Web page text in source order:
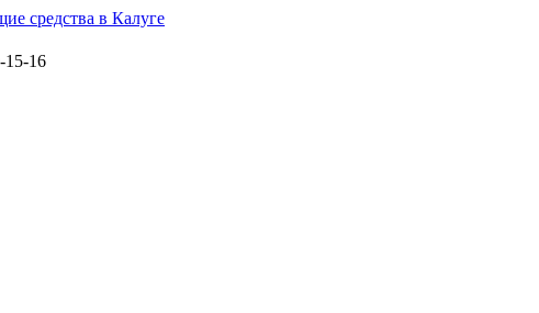
средства в Калуге
15-16